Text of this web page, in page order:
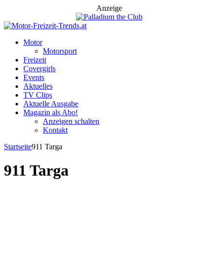
Anzeige
Motor
Motorsport
Freizeit
Covergirls
Events
Aktuelles
TV Clips
Aktuelle Ausgabe
Magazin als Abo!
Anzeigen schalten
Kontakt
Startseite911 Targa
911 Targa